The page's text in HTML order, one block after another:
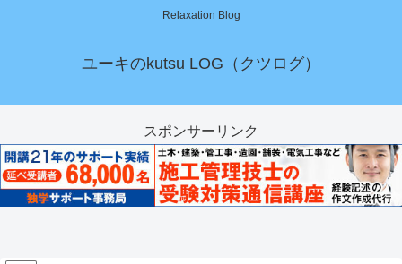
Relaxation Blog
ユーキのkutsu LOG（クツログ）
スポンサーリンク